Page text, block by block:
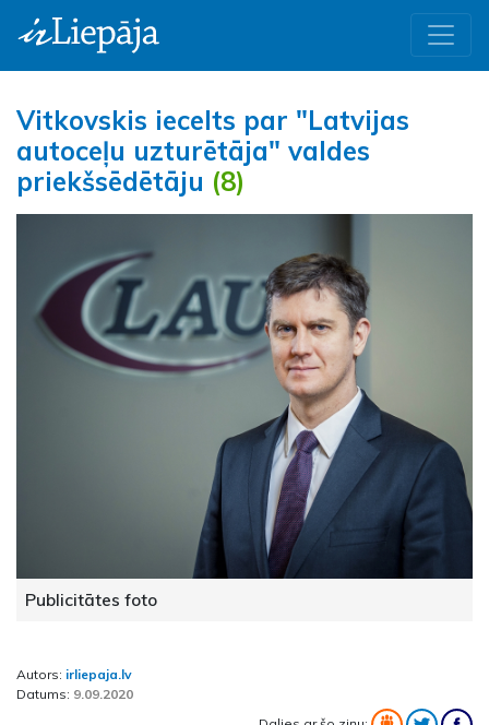
Vitkovskis iecelts par "Latvijas
autoceļu uzturētāja" valdes
priekšsēdētāju (8)
Publicitātes foto
Autors: irliepaja.lv
Datums: 9.09.2020